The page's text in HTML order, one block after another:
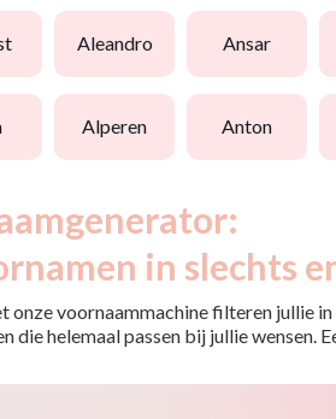
aleandro ansar
alperen anton
in slechts
voornaammachine filteren jullie
helemaal passen bij jullie wensen.